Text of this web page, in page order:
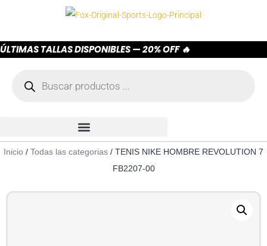
ÚLTIMAS TALLAS DISPONIBLES — 20% OFF 🔥
Inicio / Todas las categorias / TENIS NIKE HOMBRE REVOLUTION 7
FB2207-00